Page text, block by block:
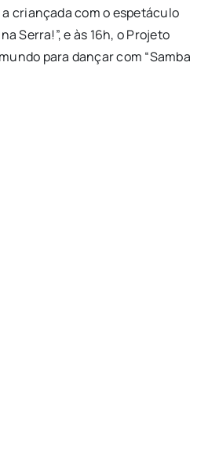
criançada com o espetáculo
Serra!”, e às 16h, o Projeto
para dançar com “Samba